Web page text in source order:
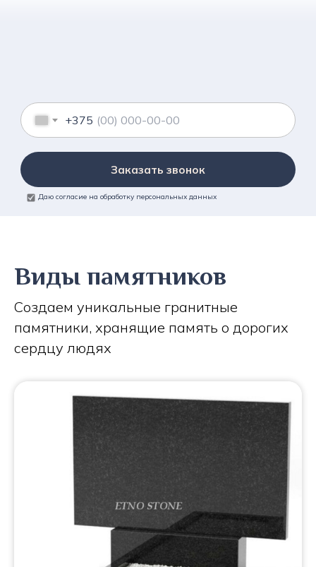
+375
Заказать звонок
Даю согласие на обработку персональных данных
Виды памятников
Создаем уникальные гранитные
памятники, хранящие память о дорогих
сердцу людях